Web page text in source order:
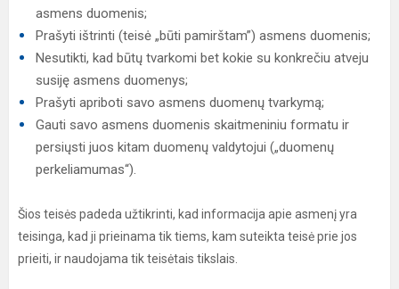
asmens duomenis;
Prašyti ištrinti (teisė „būti pamirštam”) asmens duomenis;
Nesutikti, kad būtų tvarkomi bet kokie su konkrečiu atveju
susiję asmens duomenys;
Prašyti apriboti savo asmens duomenų tvarkymą;
Gauti savo asmens duomenis skaitmeniniu formatu ir
persiųsti juos kitam duomenų valdytojui („duomenų
perkeliamumas“).
Šios teisės padeda užtikrinti, kad informacija apie asmenį yra
teisinga, kad ji prieinama tik tiems, kam suteikta teisė prie jos
prieiti, ir naudojama tik teisėtais tikslais.